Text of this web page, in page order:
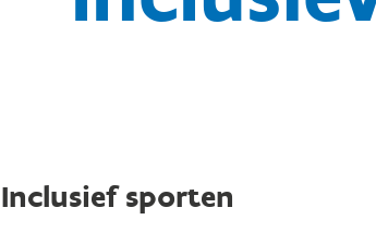
Inclusief sporten